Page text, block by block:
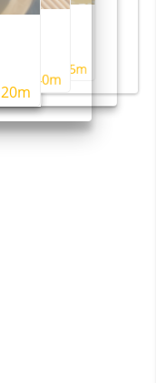
20m
40m
55m